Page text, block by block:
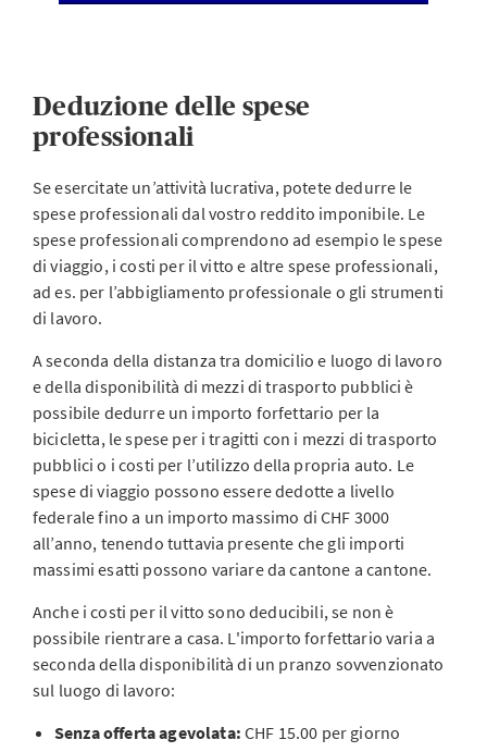
Deduzione delle spese
professionali
Se esercitate un’attività lucrativa, potete dedurre le
spese professionali dal vostro reddito imponibile. Le
spese professionali comprendono ad esempio le spese
di viaggio, i costi per il vitto e altre spese professionali,
ad es. per l’abbigliamento professionale o gli strumenti
di lavoro.
A seconda della distanza tra domicilio e luogo di lavoro
e della disponibilità di mezzi di trasporto pubblici è
possibile dedurre un importo forfettario per la
bicicletta, le spese per i tragitti con i mezzi di trasporto
pubblici o i costi per l’utilizzo della propria auto. Le
spese di viaggio possono essere dedotte a livello
federale fino a un importo massimo di CHF 3000
all’anno, tenendo tuttavia presente che gli importi
massimi esatti possono variare da cantone a cantone.
Anche i costi per il vitto sono deducibili, se non è
possibile rientrare a casa. L'importo forfettario varia a
seconda della disponibilità di un pranzo sovvenzionato
sul luogo di lavoro:
Senza offerta agevolata: CHF 15.00 per giorno